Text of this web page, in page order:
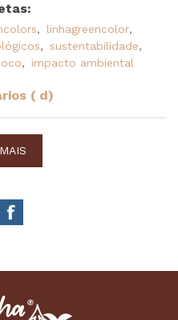
, linhagreencolor,
, sustentabilidade,
, impacto ambiental
( d)